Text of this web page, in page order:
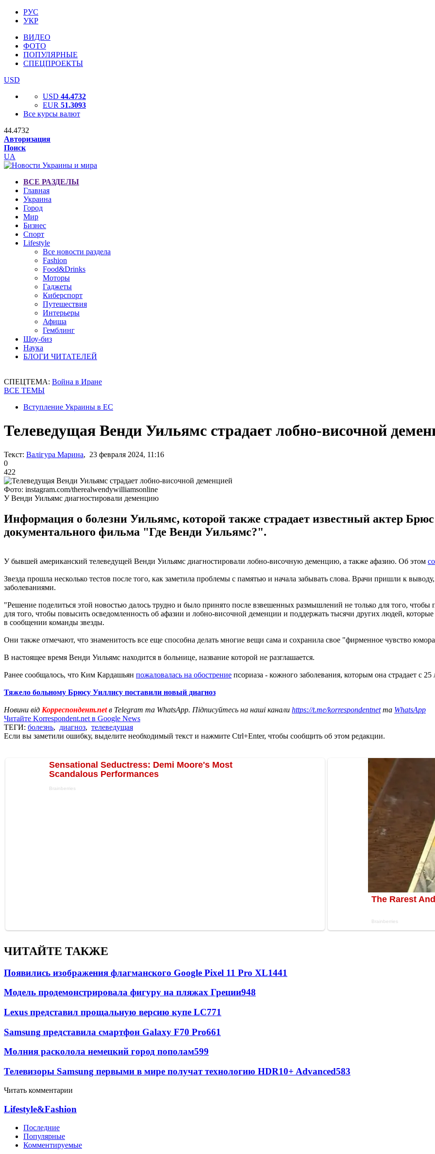
РУС
УКР
ВИДЕО
ФОТО
ПОПУЛЯРНЫЕ
СПЕЦПРОЕКТЫ
USD
USD 44.4732
EUR 51.3093
Все курсы валют
44.4732
Авторизация
Поиск
UA
ВСЕ РАЗДЕЛЫ
Главная
Украина
Город
Мир
Бизнес
Спорт
Lifestyle
Все новости раздела
Fashion
Food&Drinks
Моторы
Гаджеты
Киберспорт
Путешествия
Интерьеры
Афиша
Гемблинг
Шоу-биз
Наука
БЛОГИ ЧИТАТЕЛЕЙ
СПЕЦТЕМА: Война в Иране
ВСЕ ТЕМЫ
Вступление Украины в ЕС
Телеведущая Венди Уильямс страдает лобно-височной
Текст: Валігура Марина, 23 февраля 2024, 11:16
0
422
Фото: instagram.com/therealwendywilliamsonline
У Венди Уильямс диагностировали деменцию
Информация о болезни Уильямс, которой также страдает известный актер
документального фильма "Где Венди Уильямс?".
У бывшей американский телеведущей Венди Уильямс диагностировали лобно-височную деменцию, а также афазию. Об этом
Звезда прошла несколько тестов после того, как заметила проблемы с памятью и начала забывать слова. Врачи пришли к
заболеваниями.
"Решение поделиться этой новостью далось трудно и было принято после взвешенных размышлений не только для того,
для того, чтобы повысить осведомленность об афазии и лобно-височной деменции и поддержать тысячи других людей, которые
в сообщении команды звезды.
Они также отмечают, что знаменитость все еще способна делать многие вещи сама и сохранила свое "фирменное чувство
В настоящее время Венди Уильямс находится в больнице, название которой не разглашается.
Ранее сообщалось, что Ким Кардашьян пожаловалась на обострение псориаза - кожного заболевания, которым она страдает с 25
Тяжело больному Брюсу Уиллису поставили новый диагноз
Новини від Корреспондент.netв Telegram та WhatsApp. Підписуйтесь на наші канали https://t.me/korrespondentnetта WhatsApp
Читайте Korrespondent.net в Google News
ТЕГИ: болезнь, диагноз, телеведущая
Если вы заметили ошибку, выделите необходимый текст и нажмите Ctrl+Enter, чтобы сообщить об этом редакции.
ЧИТАЙТЕ ТАКЖЕ
Появились изображения флагманского Google Pixel 11 Pro XL1441
Модель продемонстрировала фигуру на пляжах Греции948
Lexus представил прощальную версию купе LC771
Samsung представила смартфон Galaxy F70 Pro661
Молния расколола немецкий город пополам599
Телевизоры Samsung первыми в мире получат технологию HDR10+ Advanced583
Читать комментарии
Lifestyle&Fashion
Последние
Популярные
Комментируемые